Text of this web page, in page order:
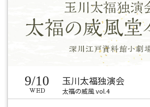
9/10
WED
玉川太福独演会
太福の威風 vol.4